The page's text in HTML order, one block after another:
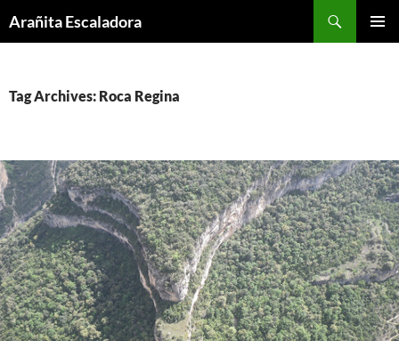
toArañita Escaladora
Tag Archives: Roca Regina